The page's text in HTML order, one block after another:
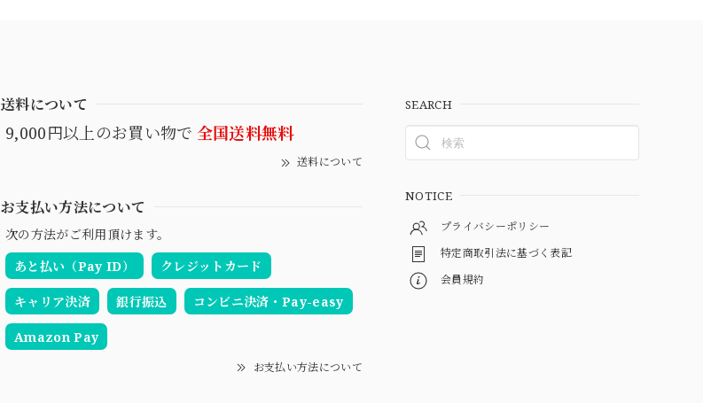
送料について
9,000円以上のお買い物で 全国送料無料
送料について
お支払い方法について
次の方法がご利用頂けます。
あと払い（Pay ID）
クレジットカード
キャリア決済 銀行振込 コンビニ決済・Pay-easy
Amazon Pay
お支払い方法について
SEARCH
NOTICE
プライバシーポリシー
特定商取引法に基づく表記
会員規約